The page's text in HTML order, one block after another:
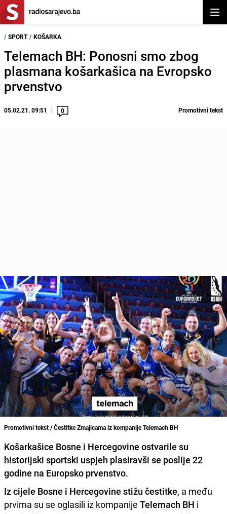
/ SPORT / KOŠARKA
Telemach BH: Ponosni smo zbog
plasmana košarkašica na Evropsko
prvenstvo
05.02.21. 09:51 0 Promotivni tekst
Promotivni tekst / Čestitke Zmajicama iz kompanije Telemach BH
Košarkašice Bosne i Hercegovine ostvarile su
historijski sportski uspjeh plasiravši se poslije 22
godine na Europsko prvenstvo.
Iz cijele Bosne i Hercegovine stižu čestitke, a među
prvima su se oglasili iz kompanije Telemach BH i